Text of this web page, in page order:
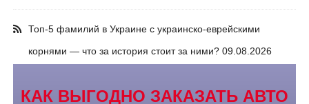
Топ-5 фамилий в Украине с украинско-еврейскими
корнями — что за история стоит за ними? 09.08.2026
КАК ВЫГОДНО ЗАКАЗАТЬ АВТО